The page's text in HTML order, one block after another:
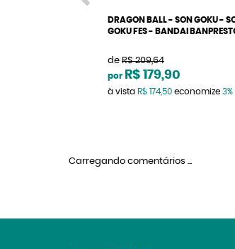
DRAGON BALL - SON GOKU -
GOKU FES - BANDAI
de R$ 209,64
por R$ 179,90
à vista R$ 174,50 economize 3%
Carregando comentários ...